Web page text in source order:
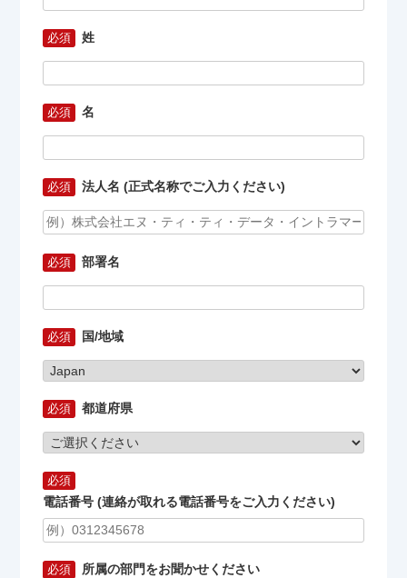
姓
名
法人名 (正式名称でご入力ください)
部署名
国/地域
都道府県
電話番号 (連絡が取れる電話番号をご入力ください)
所属の部門をお聞かせください